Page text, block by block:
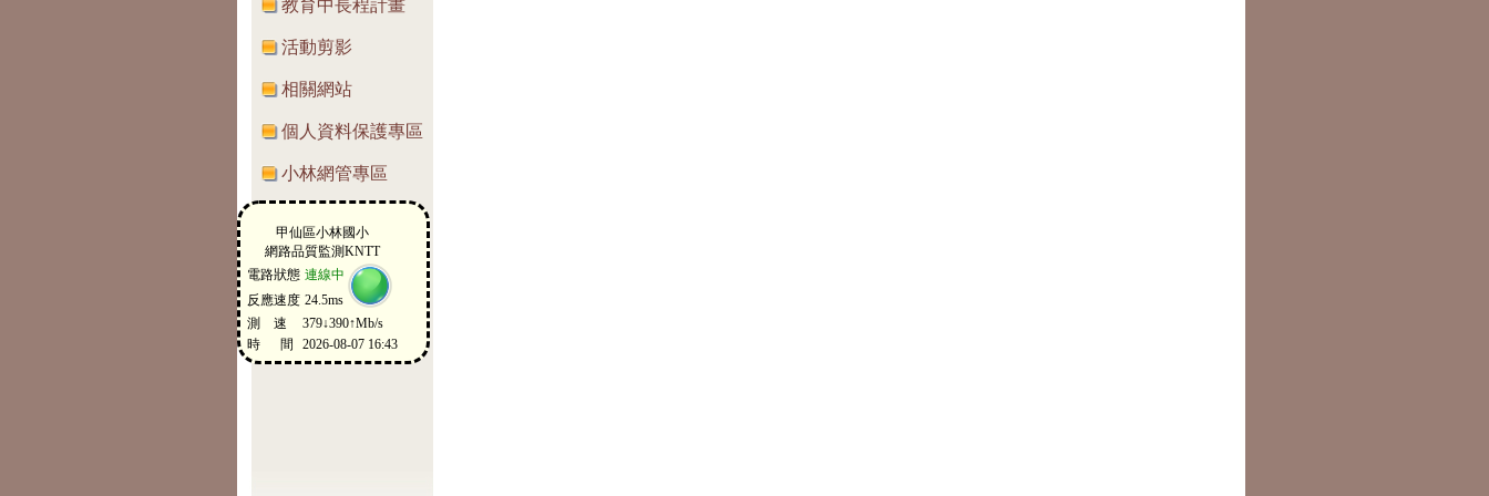
教育中長程計畫
活動剪影
相關網站
個人資料保護專區
小林網管專區